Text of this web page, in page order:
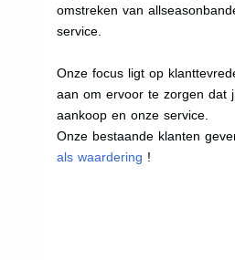
omstreken van
service.
Onze focus ligt op
aan om ervoor te zorgen dat
aankoop en onze service.
Onze bestaande klanten
als waardering !